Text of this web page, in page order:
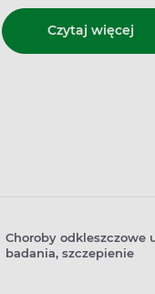
Czytaj więcej
Choroby odkleszczowe
badania, szczepienie